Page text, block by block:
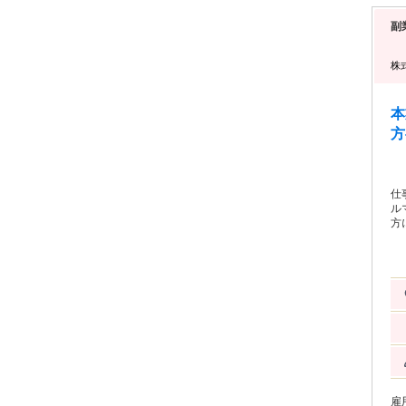
副
株
方
仕
ル
方
す
す。 ・使用ツール：専用IP電話
ト
給あ
面
雇